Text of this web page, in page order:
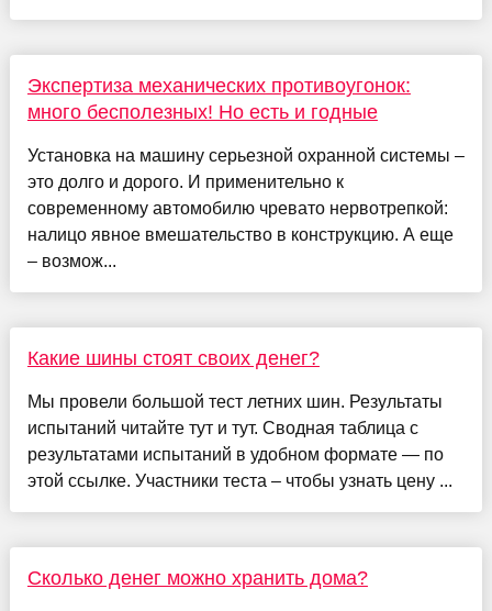
Экспертиза механических противоугонок:
много бесполезных! Но есть и годные
Установка на машину серьезной охранной системы –
это долго и дорого. И применительно к
современному автомобилю чревато нервотрепкой:
налицо явное вмешательство в конструкцию. А еще
– возмож...
Какие шины стоят своих денег?
Мы провели большой тест летних шин. Результаты
испытаний читайте тут и тут. Сводная таблица с
результатами испытаний в удобном формате — по
этой ссылке. Участники теста – чтобы узнать цену ...
Сколько денег можно хранить дома?